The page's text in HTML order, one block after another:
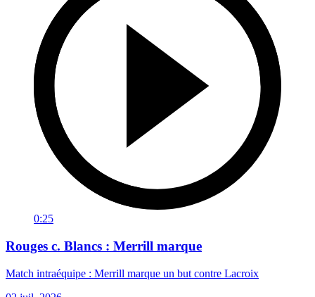
0:25
Rouges c. Blancs : Merrill marque
Match intraéquipe : Merrill marque un but contre Lacroix